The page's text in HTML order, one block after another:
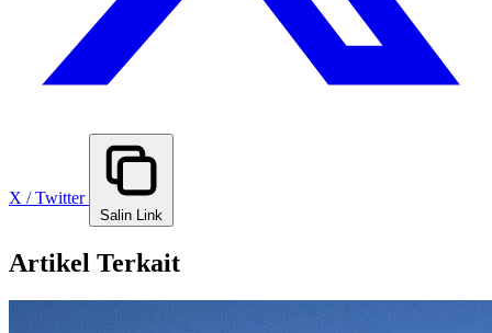
X / Twitter
Salin Link
Artikel Terkait